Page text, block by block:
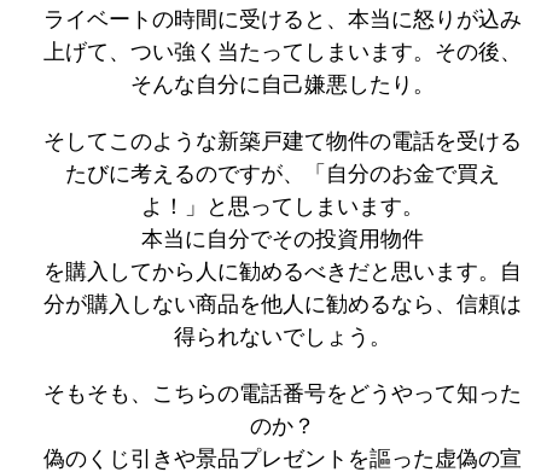
ライベートの時間に受けると、本当に怒りが込み
上げて、つい強く当たってしまいます。その後、
そんな自分に自己嫌悪したり。
そしてこのような新築戸建て物件の電話を受ける
たびに考えるのですが、「自分のお金で買え
よ！」と思ってしまいます。
本当に自分でその投資用物件
を購入してから人に勧めるべきだと思います。自
分が購入しない商品を他人に勧めるなら、信頼は
得られないでしょう。
そもそも、こちらの電話番号をどうやって知った
のか？
偽のくじ引きや景品プレゼントを謳った虚偽の宣